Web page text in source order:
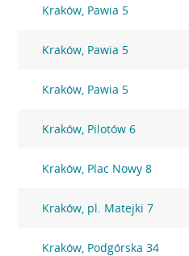
Kraków, Pawia 5
Kraków, Pawia 5
Kraków, Pawia 5
Kraków, Pilotów 6
Kraków, Plac Nowy 8
Kraków, pl. Matejki 7
Kraków, Podgórska 34